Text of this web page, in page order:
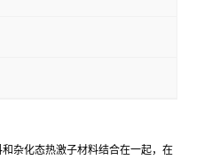
杂化态热激子材料结合在一起，在